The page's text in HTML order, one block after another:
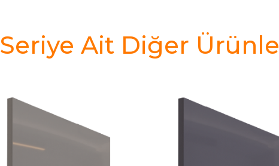
Seriye Ait Diğer